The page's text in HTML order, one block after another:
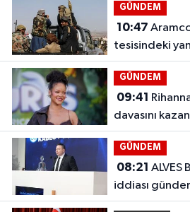
GÜNDEM
10:47
tesisindeki
iddiası
GÜNDEM
09:41
davasını
GÜNDEM
08:21
iddiası